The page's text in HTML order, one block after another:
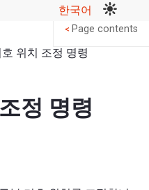
한국어
위치 조정 명령
정 명령
< Page contents